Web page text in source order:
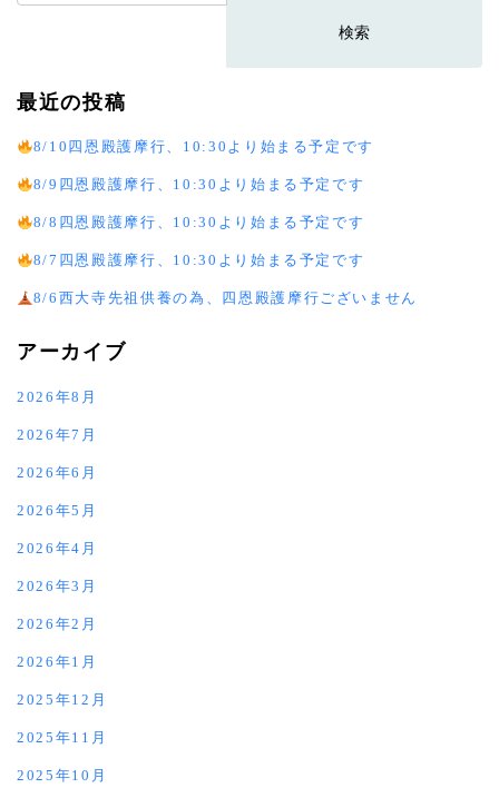
索:
最近の投稿
8/10四恩殿護摩行、10:30より始まる予定です
8/9四恩殿護摩行、10:30より始まる予定です
8/8四恩殿護摩行、10:30より始まる予定です
8/7四恩殿護摩行、10:30より始まる予定です
8/6西大寺先祖供養の為、四恩殿護摩行ございません
アーカイブ
2026年8月
2026年7月
2026年6月
2026年5月
2026年4月
2026年3月
2026年2月
2026年1月
2025年12月
2025年11月
2025年10月